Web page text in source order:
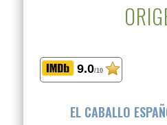
9.0/10
EL CABALLO